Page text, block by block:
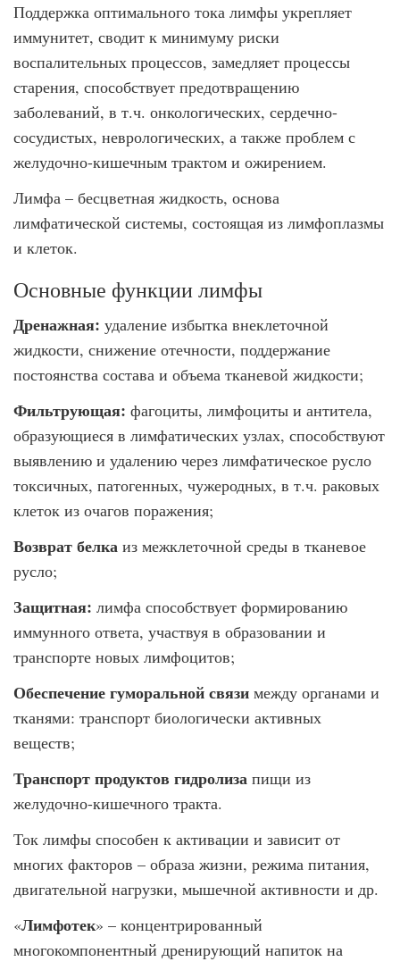
Поддержка оптимального тока лимфы укрепляет
иммунитет, сводит к минимуму риски
воспалительных процессов, замедляет процессы
старения, способствует предотвращению
заболеваний, в т.ч. онкологических, сердечно-
сосудистых, неврологических, а также проблем с
желудочно-кишечным трактом и ожирением.
Лимфа – бесцветная жидкость, основа
лимфатической системы, состоящая из лимфоплазмы
и клеток.
Основные функции лимфы
Дренажная: удаление избытка внеклеточной
жидкости, снижение отечности, поддержание
постоянства состава и объема тканевой жидкости;
Фильтрующая: фагоциты, лимфоциты и антитела,
образующиеся в лимфатических узлах, способствуют
выявлению и удалению через лимфатическое русло
токсичных, патогенных, чужеродных, в т.ч. раковых
клеток из очагов поражения;
Возврат белка из межклеточной среды в тканевое
русло;
Защитная: лимфа способствует формированию
иммунного ответа, участвуя в образовании и
транспорте новых лимфоцитов;
Обеспечение гуморальной связи между органами и
тканями: транспорт биологически активных
веществ;
Транспорт продуктов гидролиза пищи из
желудочно-кишечного тракта.
Ток лимфы способен к активации и зависит от
многих факторов – образа жизни, режима питания,
двигательной нагрузки, мышечной активности и др.
«Лимфотек» – концентрированный
многокомпонентный дренирующий напиток на